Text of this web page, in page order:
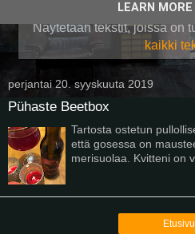
Näytetään tekstit, joissa on
kaikki
perjantai 20. syyskuuta 2019
Pühaste Beetbox
Tartosta ostetun
että gosessa on
merisuolaa. Kvitteni on
Etusivu
LEARN MORE